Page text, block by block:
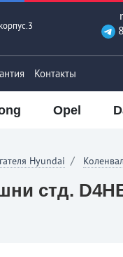
Контакты
Opel
Hyundai
стд.